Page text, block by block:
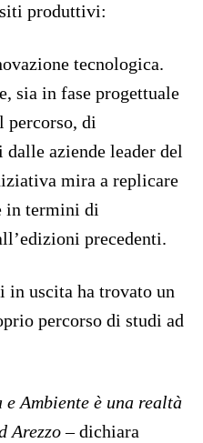
produttivi:
tecnologica.
sia in fase progettuale
percorso, di
aziende leader del
mira a replicare
in termini di
precedenti.
in uscita ha trovato un
percorso di studi ad
Ambiente è una realtà
Arezzo –dichiara